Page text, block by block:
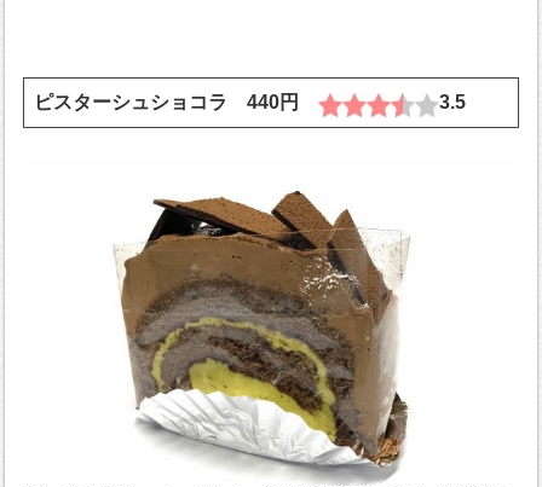
ピスターシュショコラ 440円 3.5